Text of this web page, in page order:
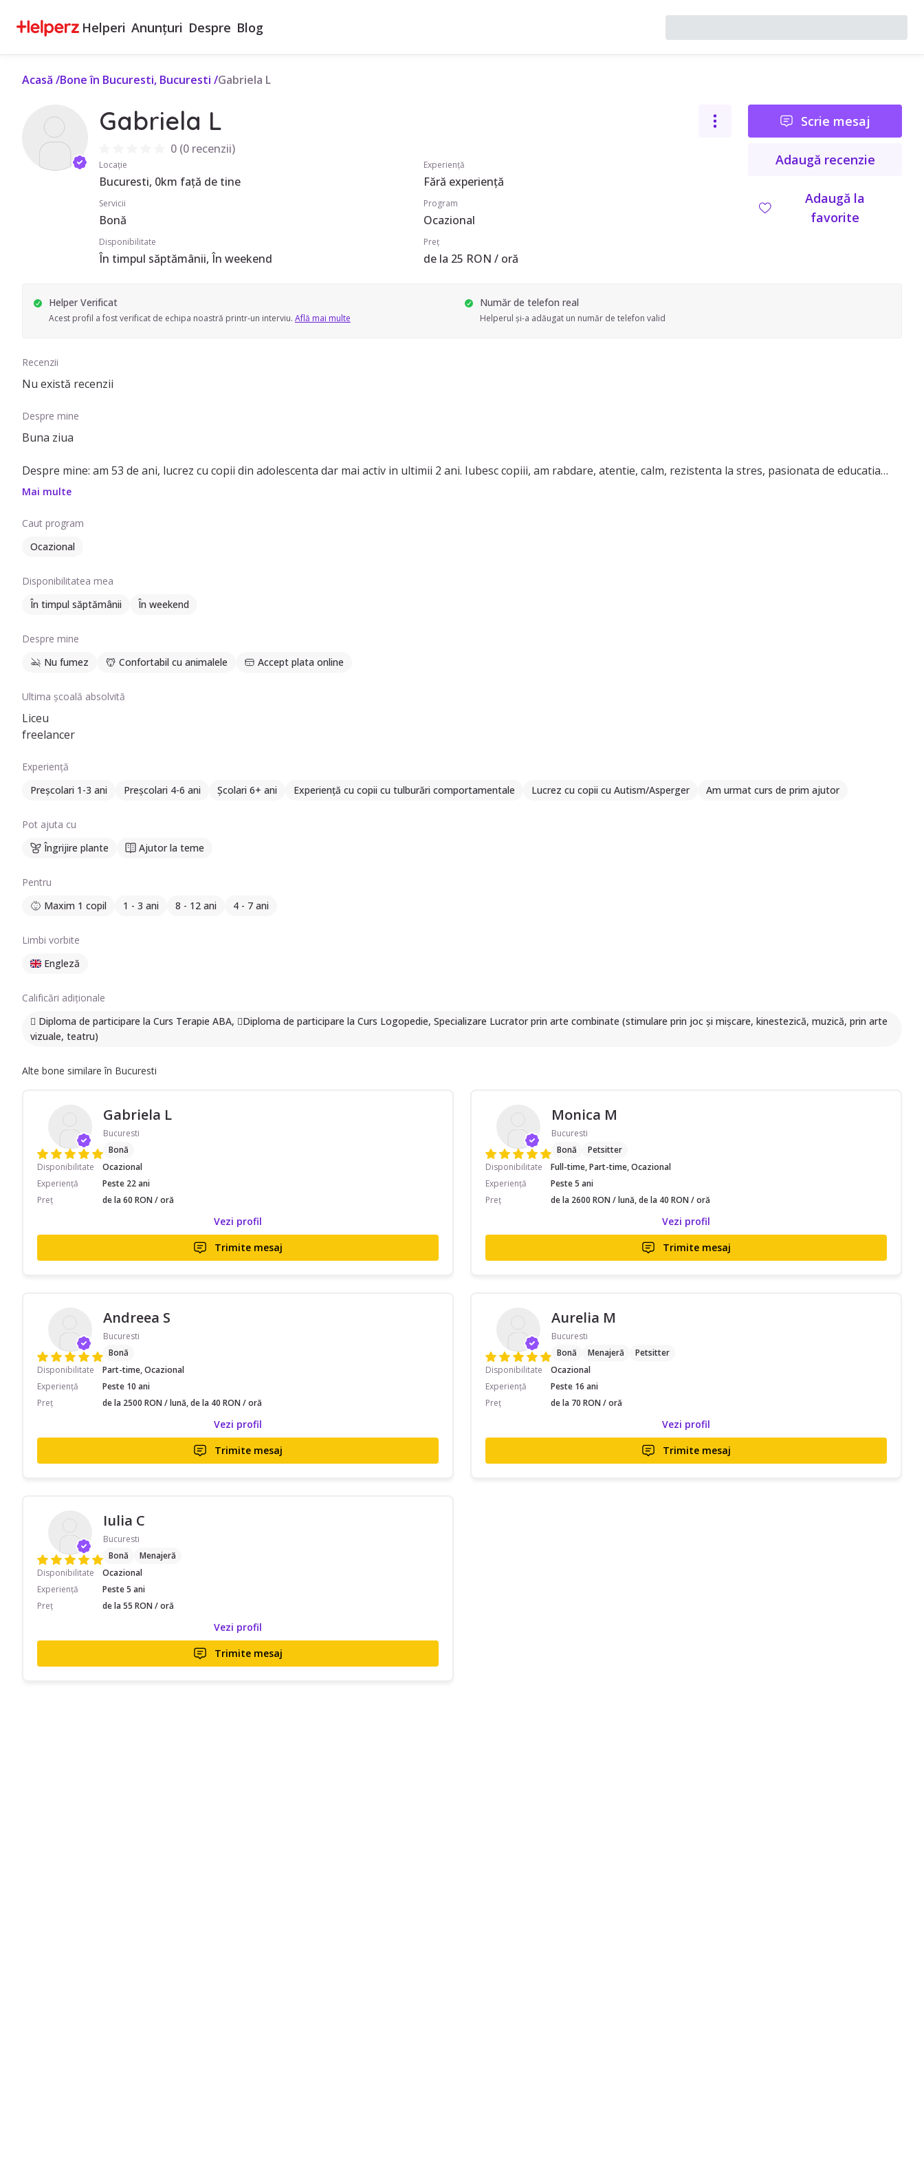
Helperi Anunțuri Despre Blog
Acasă /Bone în Bucuresti, Bucuresti /Gabriela L
Gabriela L
0(0 recenzii)
Locație
Bucuresti, 0km față de tine
Experiență
Fără experiență
Servicii
Bonă
Program
Ocazional
Disponibilitate
În timpul săptămânii, În weekend
Preț
de la 25 RON / oră
Scrie mesaj
Adaugă recenzie
Adaugă la
favorite
Helper Verificat
Acest profil a fost verificat de echipa noastră printr-un interviu. Află mai multe
Număr de telefon real
Helperul și-a adăugat un număr de telefon valid
Recenzii
Nu există recenzii
Despre mine
Buna ziua
Despre mine: am 53 de ani, lucrez cu copii din adolescenta dar mai activ in ultimii 2 ani. Iubesc copiii, am rabdare, atentie, calm, rezistenta la stres, pasionata de educatia
alternativa, empatica, carismatica, rabdatoare, tenace, cu dorinta de invatare si cunoastere, spirit de echipa, pot identifica nevoile copilului si sa vin in intampinarea lor,
Despre experienta mea cu copiii: copii tipici cu varste intre 2 ani-14 ani, copii cu autism cu varste intre 3-14 ani
Hobby-uri: animale, sport, carti, fotografie, dans, muzica, filme, flori, plimbari,
Mai multe
Caut program
Ocazional
Disponibilitatea mea
În timpul săptămânii
În weekend
Despre mine
Nu fumez
Confortabil cu animalele Accept plata online
Ultima școală absolvită
Liceu
freelancer
Experiență
Preșcolari 1-3 ani
Preșcolari 4-6 ani Școlari 6+ ani Experiență cu copii cu tulburări comportamentale Lucrez cu copii cu Autism/Asperger Am urmat curs de prim ajutor
Pot ajuta cu
Îngrijire plante
Ajutor la teme
Pentru
Maxim 1 copil
1 - 3 ani 8 - 12 ani 4 - 7 ani
Limbi vorbite
Engleză
Calificări adiționale
 Diploma de participare la Curs Terapie ABA, Diploma de participare la Curs Logopedie, Specializare Lucrator prin arte combinate (stimulare prin joc și mișcare, kinestezică, muzică, prin arte
vizuale, teatru)
Alte bone similare în Bucuresti
Gabriela L
Bucuresti
Bonă
Disponibilitate
Ocazional
Experiență
Peste 22 ani
Preț
de la 60 RON / oră
Vezi profil
Trimite mesaj
Monica M
Bucuresti
Bonă
Petsitter
Disponibilitate
Full-time, Part-time, Ocazional
Experiență
Peste 5 ani
Preț
de la 2600 RON / lună, de la 40 RON / oră
Vezi profil
Trimite mesaj
Andreea S
Bucuresti
Bonă
Disponibilitate
Part-time, Ocazional
Experiență
Peste 10 ani
Preț
de la 2500 RON / lună, de la 40 RON / oră
Vezi profil
Trimite mesaj
Aurelia M
Bucuresti
Bonă
Menajeră
Petsitter
Disponibilitate
Ocazional
Experiență
Peste 16 ani
Preț
de la 70 RON / oră
Vezi profil
Trimite mesaj
Iulia C
Bucuresti
Bonă
Menajeră
Disponibilitate
Ocazional
Experiență
Peste 5 ani
Preț
de la 55 RON / oră
Vezi profil
Trimite mesaj